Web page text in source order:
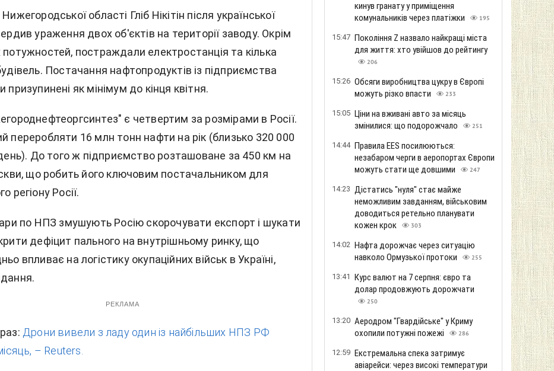
області Гліб Нікітін після української
ураження двох об'єктів на території заводу. Окрім
постраждали електростанція та кілька
Постачання нафтопродуктів із підприємства
призупинені як мінімум до кінця квітня.
є четвертим за розмірами в Росії.
переробляти 16 млн тонн нафти на рік (близько 320 000
До того ж підприємство розташоване за 450 км на
що робить його ключовим постачальником для
регіону Росії.
по НПЗ змушують Росію скорочувати експорт і шукати
дефіцит пального на внутрішньому ринку, що
впливає на логістику окупаційних військ в Україні,
РЕКЛАМА
Дрони вивели з ладу один із найбільших НПЗ РФ
– Reuters.
кинув гранату у приміщення
комунальників через платіжки
195
15:47 Покоління Z назвало найкращі міста
для життя: хто увійшов до рейтингу
206
15:26 Обсяги виробництва цукру в Європі
можуть різко впасти
233
15:05 Ціни на вживані авто за місяць
змінилися: що подорожчало
251
14:44 Правила EES посилюються:
незабаром черги в аеропортах Європи
можуть стати ще довшими
247
14:23 Дістатись "нуля" стає майже
неможливим завданням, військовим
доводиться ретельно планувати
кожен крок
303
14:02 Нафта дорожчає через ситуацію
навколо Ормузької протоки
255
13:41 Курс валют на 7 серпня: євро та
долар продовжують дорожчати
250
13:20 Аеродром "Гвардійське" у Криму
охопили потужні пожежі
286
12:59 Екстремальна спека затримує
авіарейси: через високі температури